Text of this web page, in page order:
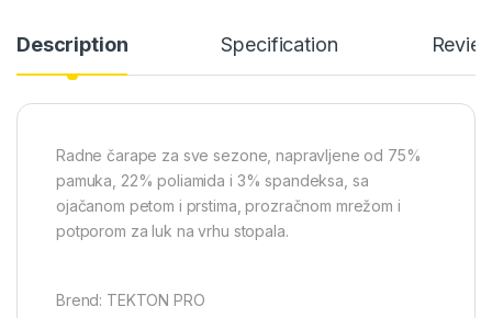
Description Specification
Radne čarape za sve sezone, napravljene od 75%
pamuka, 22% poliamida i 3% spandeksa, sa
ojačanom petom i prstima, prozračnom mrežom i
potporom za luk na vrhu stopala.
Brend: TEKTON PRO